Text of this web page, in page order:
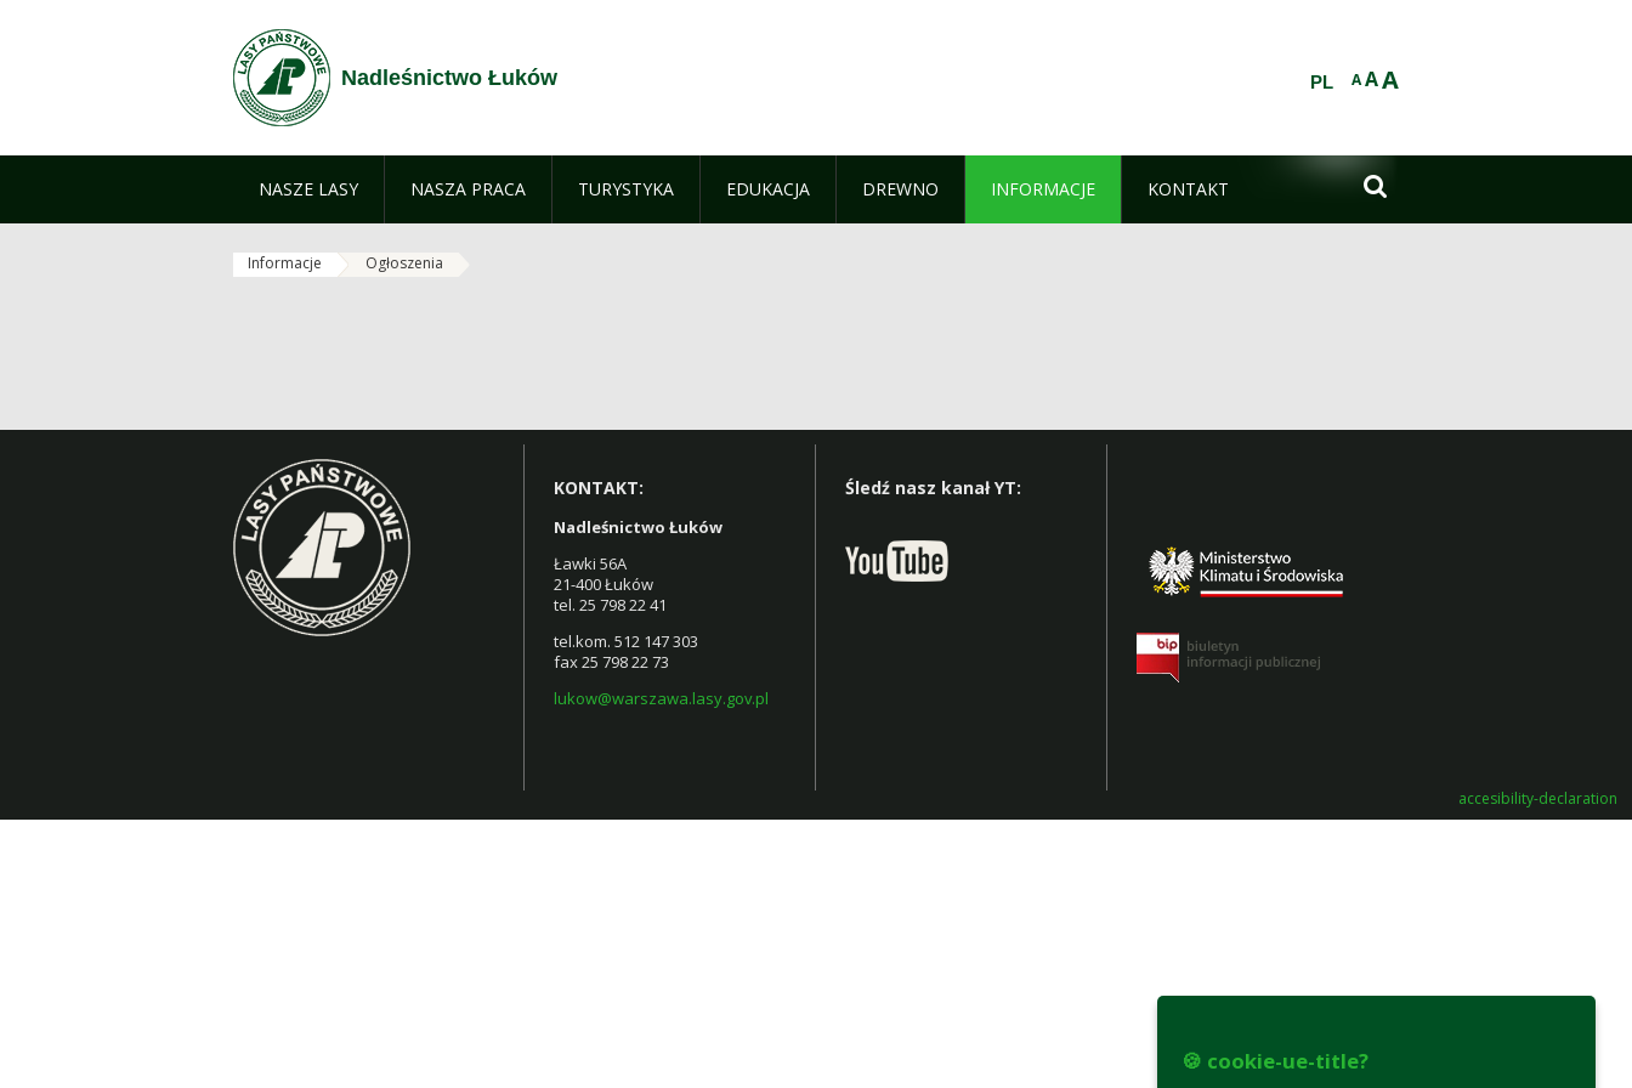
Nadleśnictwo Łuków AAA
PL
NASZE LASY NASZA PRACA TURYSTYKA EDUKACJA DREWNO INFORMACJE KONTAKT 
Informacje Ogłoszenia
KONTAKT:
Nadleśnictwo Łuków
Ławki 56A
21-400 Łuków
tel. 25 798 22 41
tel.kom. 512 147 303
fax 25 798 22 73
lukow@warszawa.lasy.gov.pl
Śledź nasz kanał YT:
accesibility-declaration
🍪 cookie-ue-title?